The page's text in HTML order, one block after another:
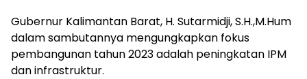
Gubernur Kalimantan Barat, H. Sutarmidji, S.H.,M.Hum
dalam sambutannya mengungkapkan fokus
pembangunan tahun 2023 adalah peningkatan IPM
dan infrastruktur.